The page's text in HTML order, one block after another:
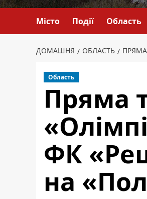
Місто Події Область
ДОМАШНЯ ОБЛАСТЬ
Область
Пряма
ФК
на